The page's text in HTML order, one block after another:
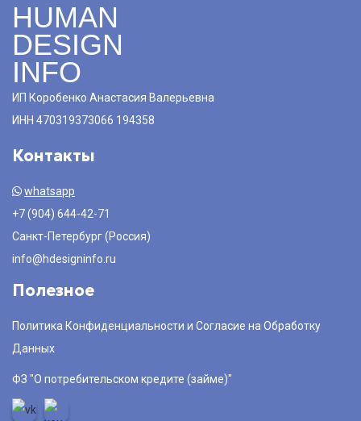
HUMAN
DESIGN
INFO
ИП Коробенко Анастасия Валерьевна
ИНН 470319373066 194358
Контакты
whatsapp
+7 (904) 644-42-71
Санкт-Петербург (Россия)
info@hdesigninfo.ru
Полезное
Политика Конфиденциальности и Согласие на Обработку
Данных
ФЗ "О потребительском кредите (займе)"